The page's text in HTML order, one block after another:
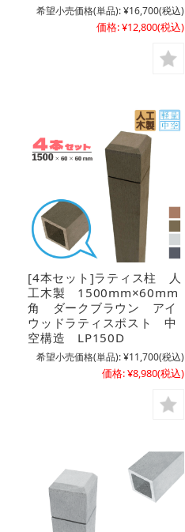
希望小売価格(単品):¥16,700(税込)
価格:¥12,800(税込)
[4本セット]ラティス柱 人
工木製 1500mm×60mm
角 ダークブラウン アイ
ウッドラティスポスト 中
空構造 LP150D
希望小売価格(単品):¥11,700(税込)
価格:¥8,980(税込)